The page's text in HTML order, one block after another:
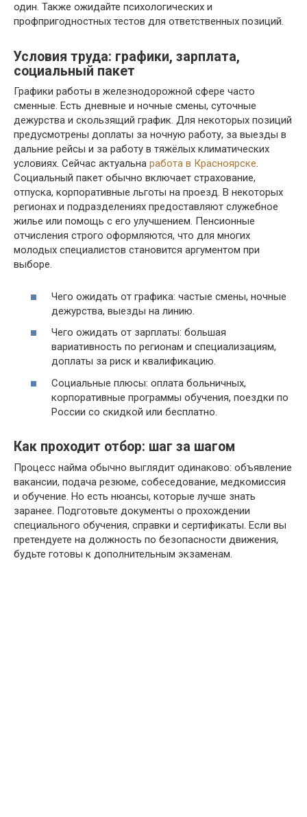
один. Также ожидайте психологических и
профпригодностных тестов для ответственных позиций.
Условия труда: графики, зарплата,
социальный пакет
Графики работы в железнодорожной сфере часто
сменные. Есть дневные и ночные смены, суточные
дежурства и скользящий график. Для некоторых позиций
предусмотрены доплаты за ночную работу, за выезды в
дальние рейсы и за работу в тяжёлых климатических
условиях. Сейчас актуальна работа в Красноярске.
Социальный пакет обычно включает страхование,
отпуска, корпоративные льготы на проезд. В некоторых
регионах и подразделениях предоставляют служебное
жилье или помощь с его улучшением. Пенсионные
отчисления строго оформляются, что для многих
молодых специалистов становится аргументом при
выборе.
Чего ожидать от графика: частые смены, ночные
дежурства, выезды на линию.
Чего ожидать от зарплаты: большая
вариативность по регионам и специализациям,
доплаты за риск и квалификацию.
Социальные плюсы: оплата больничных,
корпоративные программы обучения, поездки по
России со скидкой или бесплатно.
Как проходит отбор: шаг за шагом
Процесс найма обычно выглядит одинаково: объявление
вакансии, подача резюме, собеседование, медкомиссия
и обучение. Но есть нюансы, которые лучше знать
заранее. Подготовьте документы о прохождении
специального обучения, справки и сертификаты. Если вы
претендуете на должность по безопасности движения,
будьте готовы к дополнительным экзаменам.